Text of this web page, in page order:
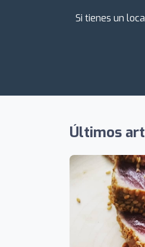
Si tienes un
Últimos